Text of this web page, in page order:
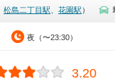
松島二丁目駅 花園駅 ）
夜（〜23:30）
3.20